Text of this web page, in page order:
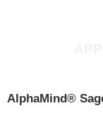
AlphaMind®